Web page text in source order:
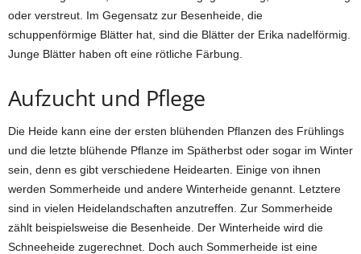
oder verstreut. Im Gegensatz zur Besenheide, die
schuppenförmige Blätter hat, sind die Blätter der Erika nadelförmig.
Junge Blätter haben oft eine rötliche Färbung.
Aufzucht und Pflege
Die Heide kann eine der ersten blühenden Pflanzen des Frühlings
und die letzte blühende Pflanze im Spätherbst oder sogar im Winter
sein, denn es gibt verschiedene Heidearten. Einige von ihnen
werden Sommerheide und andere Winterheide genannt. Letztere
sind in vielen Heidelandschaften anzutreffen. Zur Sommerheide
zählt beispielsweise die Besenheide. Der Winterheide wird die
Schneeheide zugerechnet. Doch auch Sommerheide ist eine